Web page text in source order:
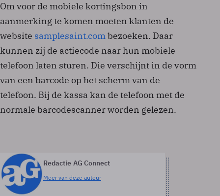
Om voor de mobiele kortingsbon in
aanmerking te komen moeten klanten de
website samplesaint.combezoeken. Daar
kunnen zij de actiecode naar hun mobiele
telefoon laten sturen. Die verschijnt in de vorm
van een barcode op het scherm van de
telefoon. Bij de kassa kan de telefoon met de
normale barcodescanner worden gelezen.
Redactie AG Connect
Meer van deze auteur